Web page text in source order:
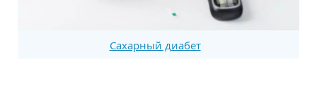
Сахарный диабет